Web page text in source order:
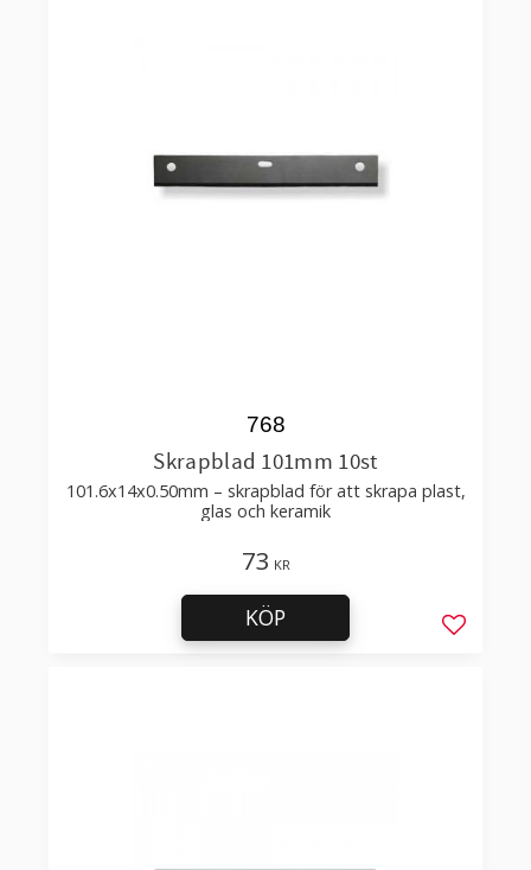
Skrapblad 101mm 10st
101.6x14x0.50mm – skrapblad för att skrapa plast,
glas och keramik
768
73 KR
Lägg till
KÖP